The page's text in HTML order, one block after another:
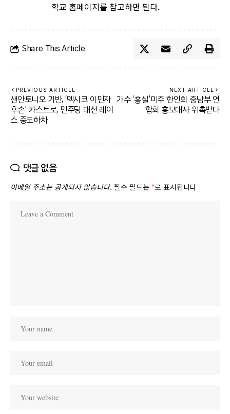
학교 홈페이지를 참고하면 된다.
Share This Article
PREVIOUS ARTICLE
샌안토니오 기반, ‘멕시코 이민자
후손’ 카스트로, 민주당 대선 레이
스 중도하차
NEXT ARTICLE
가수 ‘홍실’미주 한인회 중남부 연
합회 홍보대사 위촉받다
댓글 없음
이메일 주소는 공개되지 않습니다. 필수 필드는 *로 표시됩니다